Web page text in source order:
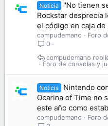
Noticia
"No tienen
Rockstar desprecia
el código en caja de
compudemano
Foro
0
Foro de consolas y
compudemano
Noticia
Nintendo
Ocarina of Time no
este año como
compudemano
Foro